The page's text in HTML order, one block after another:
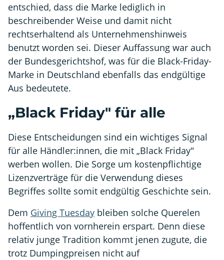
entschied, dass die Marke lediglich in
beschreibender Weise und damit nicht
rechtserhaltend als Unternehmenshinweis
benutzt worden sei. Dieser Auffassung war auch
der Bundesgerichtshof, was für die Black-Friday-
Marke in Deutschland ebenfalls das endgültige
Aus bedeutete.
„Black Friday" für alle
Diese Entscheidungen sind ein wichtiges Signal
für alle Händler:innen, die mit „Black Friday"
werben wollen. Die Sorge um kostenpflichtige
Lizenzverträge für die Verwendung dieses
Begriffes sollte somit endgültig Geschichte sein.
Dem Giving Tuesday bleiben solche Querelen
hoffentlich von vornherein erspart. Denn diese
relativ junge Tradition kommt jenen zugute, die
trotz Dumpingpreisen nicht auf